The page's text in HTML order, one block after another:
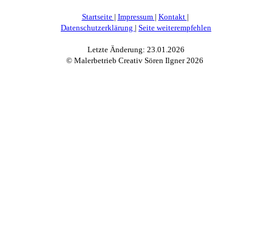
Startseite | Impressum | Kontakt |
Datenschutzerklärung | Seite weiterempfehlen
Letzte Änderung: 23.01.2026
© Malerbetrieb Creativ Sören Ilgner2026